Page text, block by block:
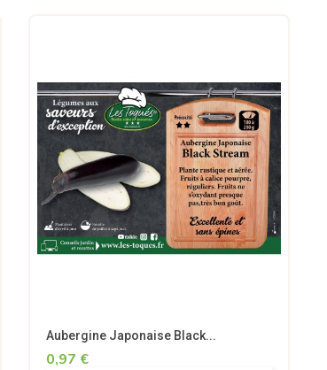
Aubergine Japonaise Black...
0,97 €